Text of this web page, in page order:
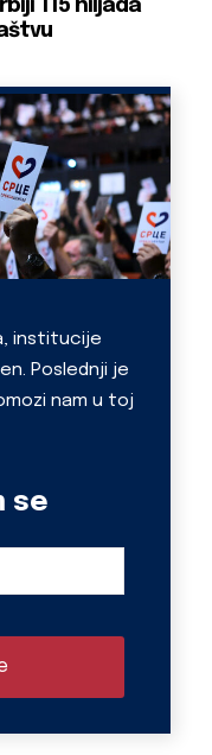
115 hiljada
institucije
Poslednji je
nam u toj
se